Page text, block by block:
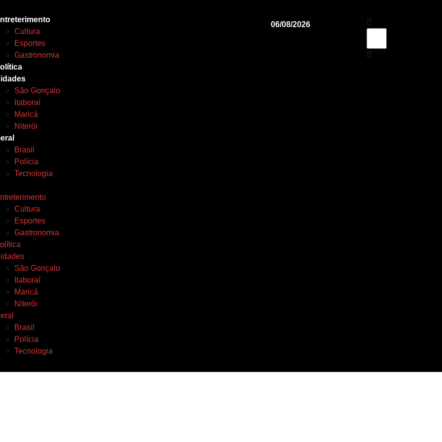
Cultura
Esportes
Gastronomia
São Gonçalo
Itaboraí
Maricá
Niterói
Brasil
Polícia
Tecnologia
Cultura
Esportes
Gastronomia
São Gonçalo
Itaboraí
Maricá
Niterói
Brasil
Polícia
Tecnologia
06/08/2026